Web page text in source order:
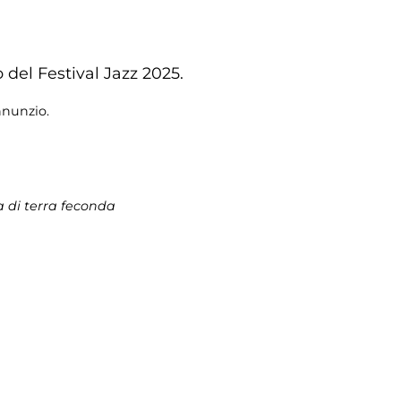
Festival Jazz 2025.
di terra feconda